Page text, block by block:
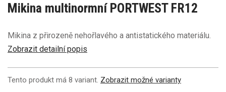
Mikina multinormní PORTWEST FR12
Mikina z přirozeně nehořlavého a antistatického materiálu.
Zobrazit detailní popis
Tento produkt má 8 variant. Zobrazit možné varianty